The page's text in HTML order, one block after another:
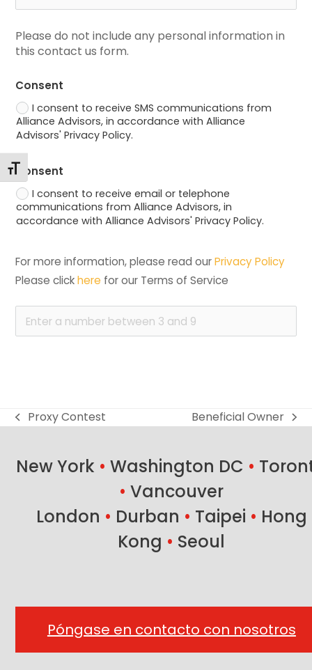
Alternar tamaño de letra
Please do not include any personal information in
this contact us form.
Consent
I consent to receive SMS communications from
Alliance Advisors, in accordance with Alliance
Advisors' Privacy Policy.
Consent
I consent to receive email or telephone
communications from Alliance Advisors, in
accordance with Alliance Advisors' Privacy Policy.
For more information, please read our Privacy Policy
Please click here for our Terms of Service
previous
Proxy Contest
next
Beneficial Owner
New York • Washington DC •
• Vancouver
London • Durban • Taipei • Hong
Kong • Seoul
Póngase en contacto con nosotros